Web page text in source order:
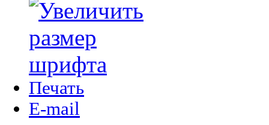
Печать
E-mail